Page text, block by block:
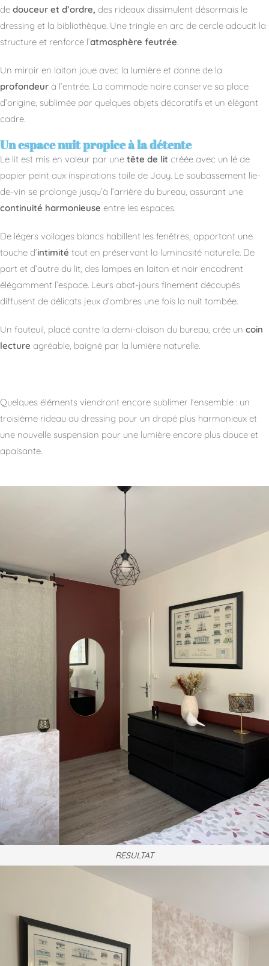
de douceur et d’ordre, des rideaux dissimulent désormais le
dressing et la bibliothèque. Une tringle en arc de cercle adoucit la
structure et renforce l’atmosphère feutrée
Un miroir en laiton joue avec la lumière et donne de la
profondeur à l’entrée. La commode noire conserve sa place
d’origine, sublimée par quelques objets décoratifs et un élégant
cadre.
Un espace nuit propice à la détente
Le lit est mis en valeur par une tête de lit créée avec un lé de
papier peint aux inspirations toile de Jouy. Le soubassement lie-
de-vin se prolonge jusqu’à l’arrière du bureau, assurant une
continuité harmonieuse entre les espaces.
De légers voilages blancs habillent les fenêtres, apportant une
touche d’intimité tout en préservant la luminosité naturelle. De
part et d’autre du lit, des lampes en laiton et noir encadrent
élégamment l’espace. Leurs abat-jours finement découpés
diffusent de délicats jeux d’ombres une fois la nuit tombée.
Un fauteuil, placé contre la demi-cloison du bureau, crée un coin
lecture agréable, baigné par la lumière naturelle.
Quelques éléments viendront encore sublimer l’ensemble : un
troisième rideau au dressing pour un drapé plus harmonieux et
une nouvelle suspension pour une lumière encore plus douce et
apaisante.
RESULTAT